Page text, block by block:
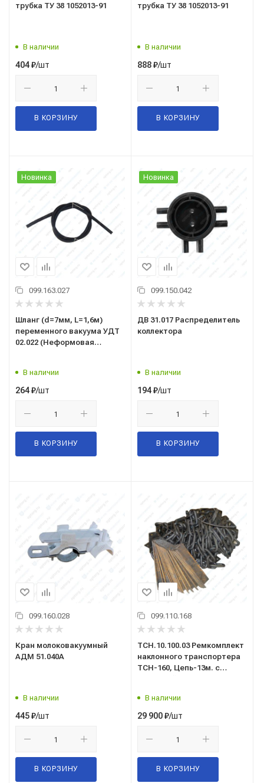
трубка ТУ 38 1052013-91
В наличии
404₽/шт
В КОРЗИНУ
трубка ТУ 38 1052013-91
В наличии
888₽/шт
В КОРЗИНУ
Новинка
099.163.027
Шланг (d=7мм, L=1,6м)
переменного вакуума УДТ
02.022 (Неформовая
В наличии
264₽/шт
В КОРЗИНУ
Новинка
099.150.042
ДВ 31.017 Распределитель
коллектора
В наличии
194₽/шт
В КОРЗИНУ
099.160.028
Кран молоковакуумный
АДМ 51.040А
В наличии
445₽/шт
В КОРЗИНУ
099.110.168
ТСН.10.100.03 Ремкомплект
наклонного транспортера
ТСН-160, Цепь-13м. с
В наличии
29 900₽/шт
В КОРЗИНУ